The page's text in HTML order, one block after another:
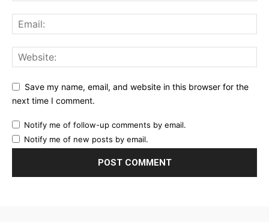
Save my name, email, and website in this browser for the
next time I comment.
Notify me of follow-up comments by email.
Notify me of new posts by email.